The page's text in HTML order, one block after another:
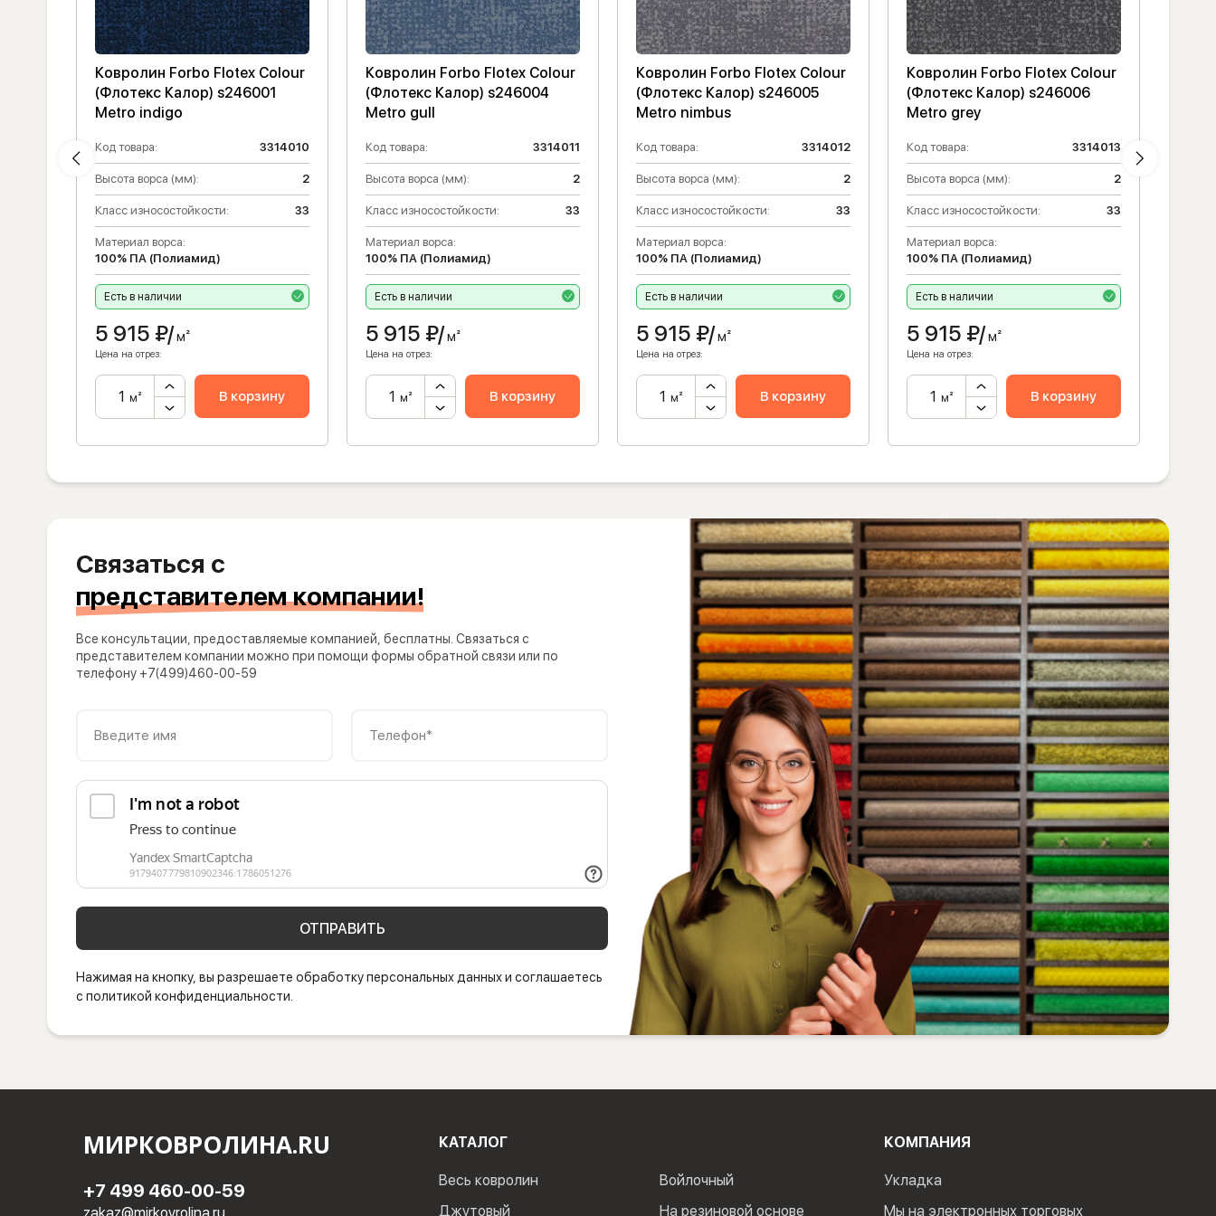
Ковролин Forbo Flotex Colour
(Флотекс Калор) s246001
Metro indigo
Код товара: 3314010
Высота ворса (мм): 2
Класс износостойкости: 33
Материал ворса:
100% ПА (Полиамид)
Есть в наличии
5 915 ₽/м²
Цена на отрез:
м² В корзину
Ковролин Forbo Flotex Colour
(Флотекс Калор) s246004
Metro gull
Код товара: 3314011
Высота ворса (мм): 2
Класс износостойкости: 33
Материал ворса:
100% ПА (Полиамид)
Есть в наличии
5 915 ₽/м²
Цена на отрез:
м² В корзину
Ковролин Forbo Flotex Colour
(Флотекс Калор) s246005
Metro nimbus
Код товара: 3314012
Высота ворса (мм): 2
Класс износостойкости: 33
Материал ворса:
100% ПА (Полиамид)
Есть в наличии
5 915 ₽/м²
Цена на отрез:
м² В корзину
Ковролин Forbo Flotex Colour
(Флотекс Калор) s246006
Metro grey
Код товара: 3314013
Высота ворса (мм): 2
Класс износостойкости: 33
Материал ворса:
100% ПА (Полиамид)
Есть в наличии
5 915 ₽/м²
Цена на отрез:
м² В корзину
Связаться с
представителем компании!
Все консультации, предоставляемые компанией, бесплатны. Связаться с
представителем компании можно при помощи формы обратной связи или по
телефону +7(499)460-00-59
Введите имя Телефон*
ОТПРАВИТЬ
Нажимая на кнопку, вы разрешаете обработку персональных данных и соглашаетесь
с политикой конфиденциальности.
МИРКОВРОЛИНА.RU
+7 499 460-00-59
КАТАЛОГ
Весь ковролин
Джутовый
Войлочный
На резиновой основе
КОМПАНИЯ
Укладка
Мы на электронных торговых